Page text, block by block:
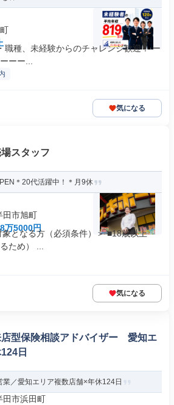
種、未経験からのチャレンジ歓迎！ ー
ーー...
気になる
スタッフ
＊20代活躍中！＊月9休
田市旭町
万5000円
となる方（必須条件）＞ ■18歳以上
ため） ...
気になる
型保険相談アドバイザー 愛知エ
日
業／愛知エリア複数店舗×年休124日
田市浜田町